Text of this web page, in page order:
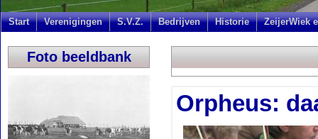
Start Verenigingen S.V.Z. Bedrijven Historie ZeijerWiek
Foto beeldbank
Orpheus: